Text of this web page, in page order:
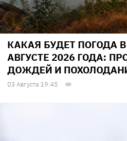
КАКАЯ БУДЕТ ПОГОДА
АВГУСТЕ 2026 ГОДА:
ДОЖДЕЙ И
03 Августа 19:45